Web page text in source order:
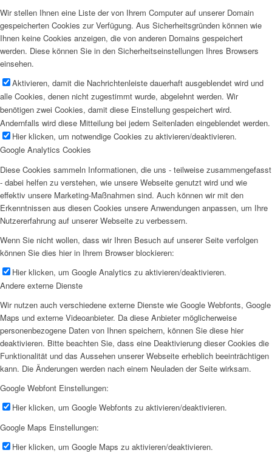
Wir stellen Ihnen eine Liste der von Ihrem Computer auf unserer Domain
gespeicherten Cookies zur Verfügung. Aus Sicherheitsgründen können wie
Ihnen keine Cookies anzeigen, die von anderen Domains gespeichert
werden. Diese können Sie in den Sicherheitseinstellungen Ihres Browsers
einsehen.
Aktivieren, damit die Nachrichtenleiste dauerhaft ausgeblendet wird und
alle Cookies, denen nicht zugestimmt wurde, abgelehnt werden. Wir
benötigen zwei Cookies, damit diese Einstellung gespeichert wird.
Andernfalls wird diese Mitteilung bei jedem Seitenladen eingeblendet werden.
Hier klicken, um notwendige Cookies zu aktivieren/deaktivieren.
Google Analytics Cookies
Diese Cookies sammeln Informationen, die uns - teilweise zusammengefasst
- dabei helfen zu verstehen, wie unsere Webseite genutzt wird und wie
effektiv unsere Marketing-Maßnahmen sind. Auch können wir mit den
Erkenntnissen aus diesen Cookies unsere Anwendungen anpassen, um Ihre
Nutzererfahrung auf unserer Webseite zu verbessern.
Wenn Sie nicht wollen, dass wir Ihren Besuch auf unserer Seite verfolgen
können Sie dies hier in Ihrem Browser blockieren:
Hier klicken, um Google Analytics zu aktivieren/deaktivieren.
Andere externe Dienste
Wir nutzen auch verschiedene externe Dienste wie Google Webfonts, Google
Maps und externe Videoanbieter. Da diese Anbieter möglicherweise
personenbezogene Daten von Ihnen speichern, können Sie diese hier
deaktivieren. Bitte beachten Sie, dass eine Deaktivierung dieser Cookies die
Funktionalität und das Aussehen unserer Webseite erheblich beeinträchtigen
kann. Die Änderungen werden nach einem Neuladen der Seite wirksam.
Google Webfont Einstellungen:
Hier klicken, um Google Webfonts zu aktivieren/deaktivieren.
Google Maps Einstellungen:
Hier klicken, um Google Maps zu aktivieren/deaktivieren.